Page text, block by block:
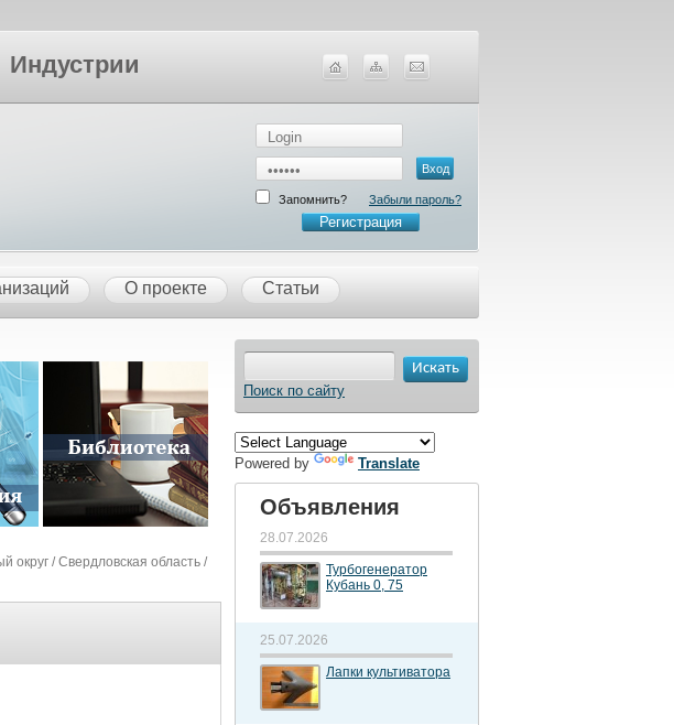
Запомнить? Забыли пароль?
Регистрация
О проекте Статьи
округ /Свердловская область /
Поиск по сайту
Powered by Translate
Объявления
28.07.2026
Турбогенератор
Кубань 0, 75
25.07.2026
Лапки культиватора